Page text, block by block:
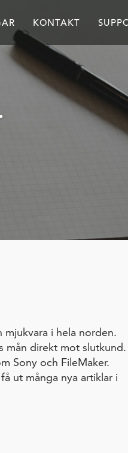
KONTAKT
i hela norden.
mån direkt mot slutkund.
Sony och FileMaker.
ut många nya artiklar i